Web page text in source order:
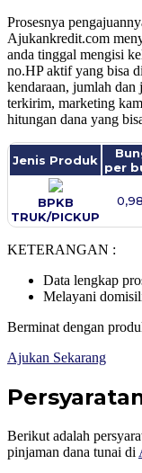
Prosesnya
Ajukankredit.com
anda tinggal mengisi
no.HP aktif yang bisa
kendaraan, jumlah dan
terkirim, marketing
hitungan dana yang
Jenis Produk per
BPKB
TRUK/PICKUP
KETERANGAN :
Data lengkap
Melayani
Berminat dengan
Ajukan Sekarang
Berikut adalah
pinjaman dana tunai di